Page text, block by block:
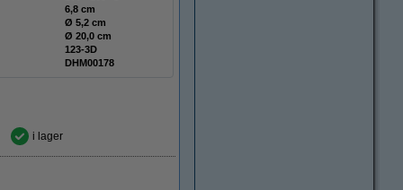
6,8 cm
Ø 5,2 cm
Ø 20,0 cm
123-3D
DHM00178
i lager